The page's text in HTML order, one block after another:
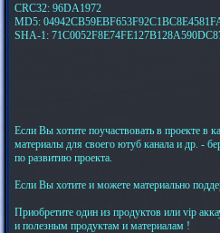
CRC32: 96DA1972
MD5:
SHA-1:
Если Вы хотите поучаствовать в проекте в
материалы для своего ютуб канала и др. -
по развитию проекта.
Если Вы хотите и можете материально
Приобретите один из продуктов или vip
и полезным продуктам и материалам !